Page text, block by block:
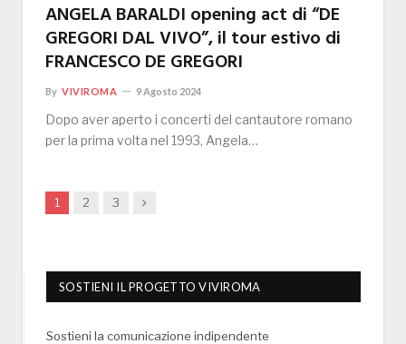
ANGELA BARALDI opening act di “DE
GREGORI DAL VIVO”, il tour estivo di
FRANCESCO DE GREGORI
By VIVIROMA 9 Agosto 2024
Dopo aver aperto i concerti del cantautore romano
per la prima volta nel 1993, Angela…
1 2 3 Next
SOSTIENI IL PROGETTO VIVIROMA
Sostieni la comunicazione indipendente